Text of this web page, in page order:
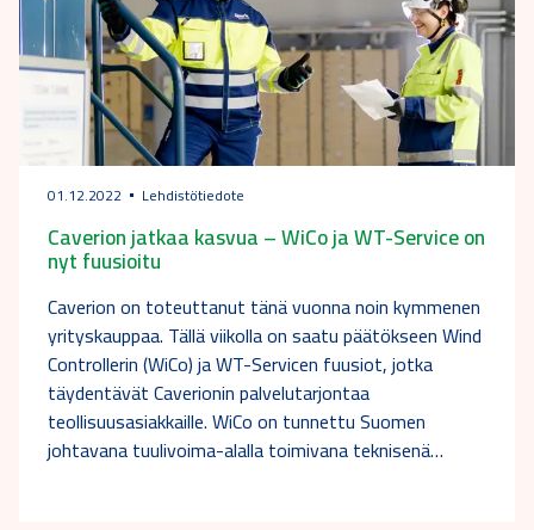
01.12.2022 Lehdistötiedote
Caverion jatkaa kasvua – WiCo ja WT-Service on
nyt fuusioitu
Caverion on toteuttanut tänä vuonna noin kymmenen
yrityskauppaa. Tällä viikolla on saatu päätökseen Wind
Controllerin (WiCo) ja WT-Servicen fuusiot, jotka
täydentävät Caverionin palvelutarjontaa
teollisuusasiakkaille. WiCo on tunnettu Suomen
johtavana tuulivoima-alalla toimivana teknisenä…